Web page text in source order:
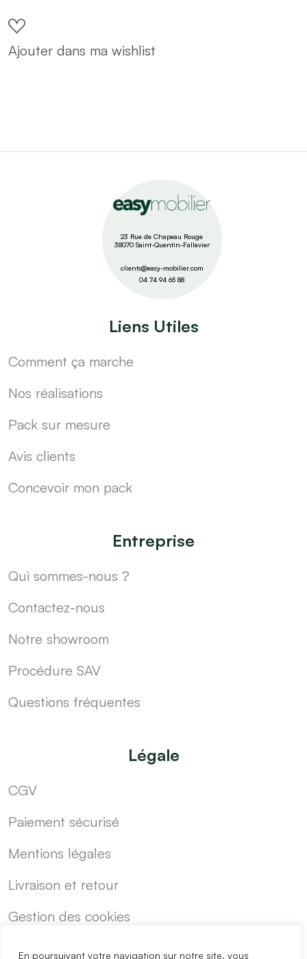
En poursuivant votre navigation sur notre site, vous
Ajouter dans ma wishlist
23 Rue de Chapeau Rouge
38070 Saint-Quentin-Fallavier
clients@easy-mobilier.com
04 74 94 65 88
Liens Utiles
Comment ça marche
Nos réalisations
Pack sur mesure
Avis clients
Concevoir mon pack
Entreprise
Qui sommes-nous ?
Contactez-nous
Notre showroom
Procédure SAV
Questions fréquentes
Légale
CGV
Paiement sécurisé
Mentions légales
Livraison et retour
Gestion des cookies